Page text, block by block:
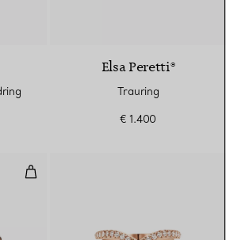
Elsa Peretti®
Trauring
€ 1.400
Bandring